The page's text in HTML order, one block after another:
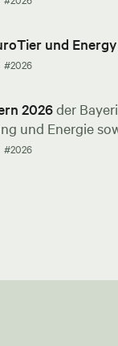
und
#2026
2026der
und Energie
#2026